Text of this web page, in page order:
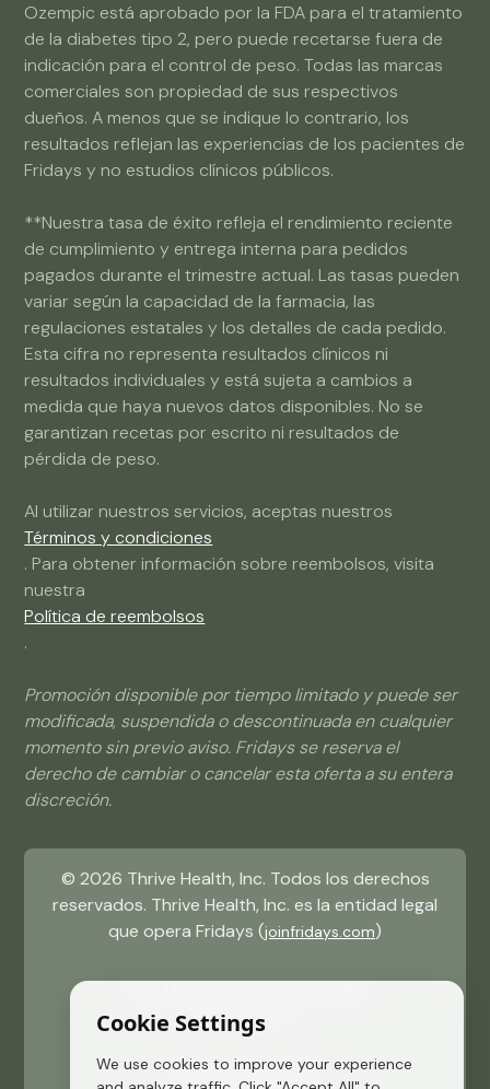
Ozempic está aprobado por la FDA para el tratamiento
de la diabetes tipo 2, pero puede recetarse fuera de
indicación para el control de peso. Todas las marcas
comerciales son propiedad de sus respectivos
dueños. A menos que se indique lo contrario, los
resultados reflejan las experiencias de los pacientes de
Fridays y no estudios clínicos públicos.
**Nuestra tasa de éxito refleja el rendimiento reciente
de cumplimiento y entrega interna para pedidos
pagados durante el trimestre actual. Las tasas pueden
variar según la capacidad de la farmacia, las
regulaciones estatales y los detalles de cada pedido.
Esta cifra no representa resultados clínicos ni
resultados individuales y está sujeta a cambios a
medida que haya nuevos datos disponibles. No se
garantizan recetas por escrito ni resultados de
pérdida de peso.
Al utilizar nuestros servicios, aceptas nuestros
Términos y condiciones
. Para obtener información sobre reembolsos, visita
nuestra
Política de reembolsos
.
Promoción disponible por tiempo limitado y puede ser
modificada, suspendida o descontinuada en cualquier
momento sin previo aviso. Fridays se reserva el
derecho de cambiar o cancelar esta oferta a su entera
discreción.
© 2026 Thrive Health, Inc. Todos los derechos
reservados. Thrive Health, Inc. es la entidad legal
que opera Fridays (joinfridays.com)
(484) 715 9081
Política de Privacidad
Cookie Settings
We use cookies to improve your experience